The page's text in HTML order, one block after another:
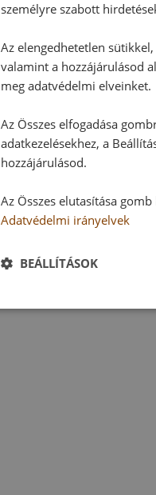
személyre szabott
Az elengedhetetlen
valamint a hozzájárulásod
meg adatvédelmi elveinket.
Az Összes elfogadása
adatkezelésekhez, a
hozzájárulásod.
Az Összes elutasítása
Adatvédelmi irányelvek
BEÁLLÍTÁSOK